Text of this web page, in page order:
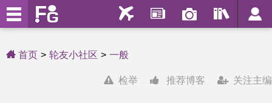
首页 轮友小社区 一般
关注主编
推荐博客
检举